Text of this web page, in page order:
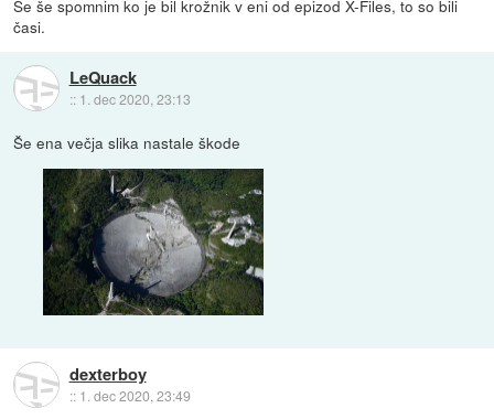
Se še spomnim ko je bil krožnik v eni od epizod X-Files, to so bili
časi.
LeQuack
:: 1. dec 2020, 23:13
Še ena večja slika nastale škode
dexterboy
:: 1. dec 2020, 23:49